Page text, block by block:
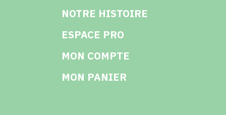
NOTRE HISTOIRE
ESPACE PRO
MON COMPTE
MON PANIER